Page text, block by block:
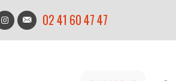
02 41 60 47 47